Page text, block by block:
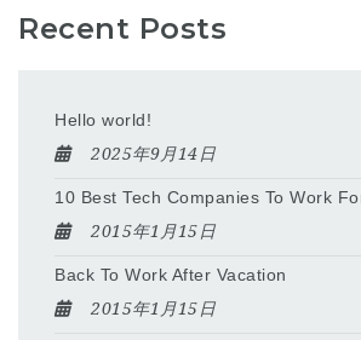
Recent Posts
Hello world!
2025年9月14日
10 Best Tech Companies To Work
2015年1月15日
Back To Work After Vacation
2015年1月15日